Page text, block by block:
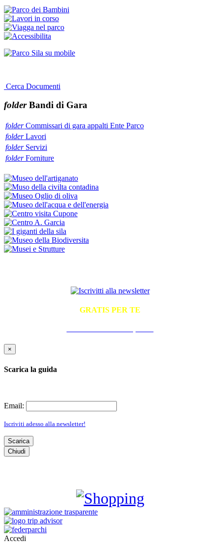
Cerca Documenti
folder Bandi di Gara
folder Commissari di gara appalti Ente Parco
folder Lavori
folder Servizi
folder Forniture
GRATIS PER TE
×
Scarica la guida
Email:
Iscriviti adesso alla newsletter!
Scarica
Chiudi
Accedi